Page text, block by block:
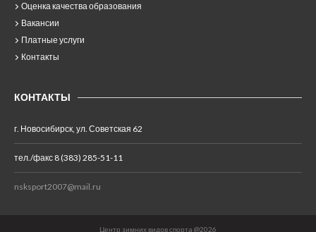
Оценка качества образования
Вакансии
Платные услуги
Контакты
КОНТАКТЫ
г. Новосибирск, ул. Советская 62
тел./факс 8 (383) 285-51-11
nsksport2007@mail.ru
Центр зимних видов спорта @2026